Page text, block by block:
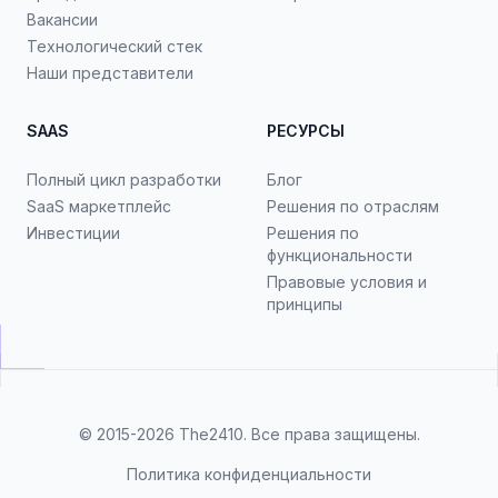
Вакансии
Технологический стек
Наши представители
SAAS
Полный цикл разработки
SaaS маркетплейс
Инвестиции
РЕСУРСЫ
Блог
Решения по отраслям
Решения по
функциональности
Правовые условия и
принципы
© 2015-2026 The2410. Все права защищены.
Политика конфиденциальности